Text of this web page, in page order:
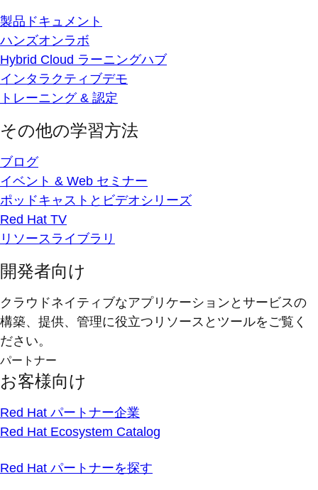
製品ドキュメント
ハンズオンラボ
Hybrid Cloud ラーニングハブ
インタラクティブデモ
トレーニング & 認定
その他の学習方法
ブログ
イベント & Web セミナー
ポッドキャストとビデオシリーズ
Red Hat TV
リソースライブラリ
開発者向け
クラウドネイティブなアプリケーションとサービスの
構築、提供、管理に役立つリソースとツールをご覧く
ださい。
パートナー
お客様向け
Red Hat パートナー企業
Red Hat Ecosystem Catalog
Red Hat パートナーを探す